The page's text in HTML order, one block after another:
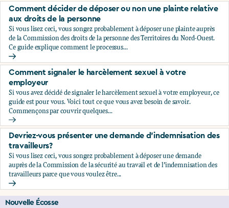
Comment décider de déposer ou non une plainte relative
aux droits de la personne
Si vous lisez ceci, vous songez probablement à déposer une plainte auprès
de la Commission des droits de la personne des Territoires du Nord-Ouest.
Ce guide explique comment le processus...
Comment décider de déposer ou non une plainte relative
Comment signaler le harcèlement sexuel à votre
employeur
Si vous avez décidé de signaler le harcèlement sexuel à votre employeur, ce
guide est pour vous. Voici tout ce que vous avez besoin de savoir.
Commençons par couvrir quelques...
Comment signaler le harcèlement sexuel à votre employeur
Devriez-vous présenter une demande d’indemnisation des
travailleurs?
Si vous lisez ceci, vous songez probablement à déposer une demande
auprès de la Commission de la sécurité au travail et de l’indemnisation des
travailleurs parce que vous voulez être...
Devriez-vous présenter une demande d’indemnisation des
Nouvelle Écosse